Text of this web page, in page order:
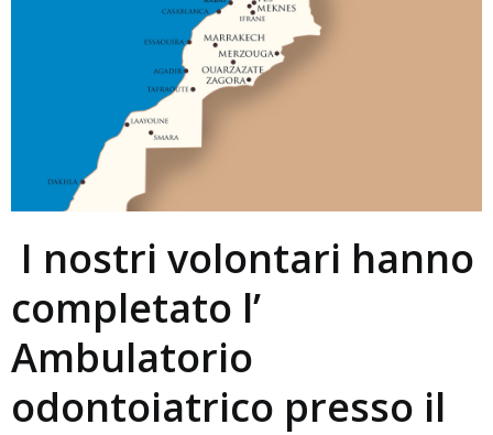
I nostri volontari hanno
completato l’
Ambulatorio
odontoiatrico presso il